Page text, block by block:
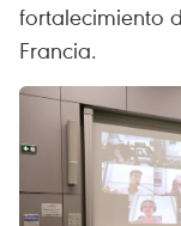
fortalecimiento
Francia.